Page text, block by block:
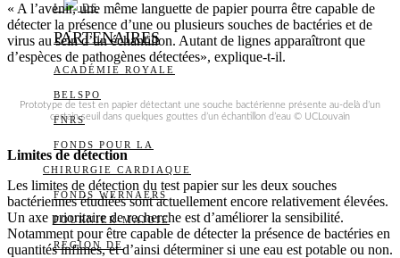
I DS
PARTENAIRES
ACADÉMIE ROYALE
BELSPO
FNRS
FONDS POUR LA
CHIRURGIE CARDIAQUE
FONDS WERNAERS
FOURNIER-MAJOIE
RÉGION DE
« A l’avenir, une même languette de papier pourra être capable de
détecter la présence d’une ou plusieurs souches de bactéries et de
virus au sein d’un échantillon. Autant de lignes apparaîtront que
d’espèces de pathogènes détectées», explique-t-il.
Prototype de test en papier détectant une souche bactérienne présente au-delà d’un
certain seuil dans quelques gouttes d’un échantillon d’eau © UCLouvain
Limites de détection
Les limites de détection du test papier sur les deux souches
bactériennes étudiées sont actuellement encore relativement élevées.
Un axe prioritaire de recherche est d’améliorer la sensibilité.
Notamment pour être capable de détecter la présence de bactéries en
quantités infimes, et d’ainsi déterminer si une eau est potable ou non.